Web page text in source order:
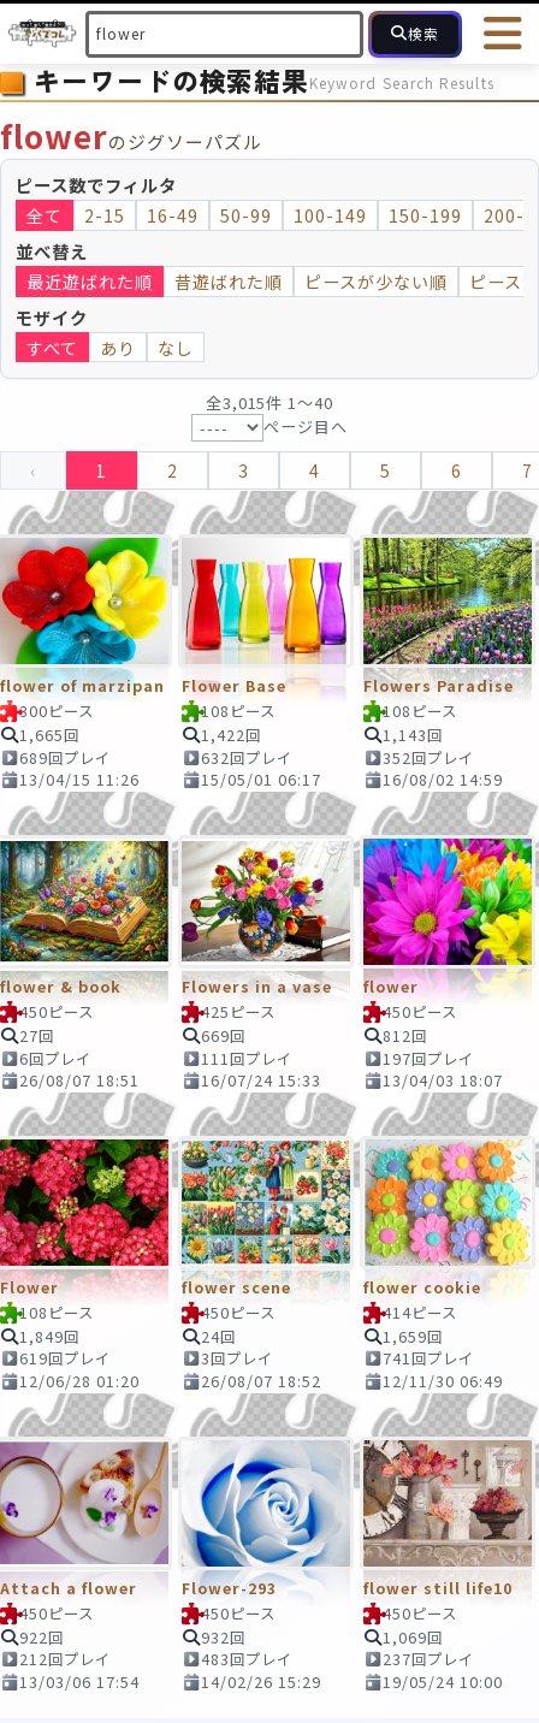
検索
HOME 会員登録
ログイン
最近投稿され
ピース数 2～15 16～49 50～99 100
モザイク モザイクのみ
キーワードの検索結果Keyword Search Results
flowerのジグソーパズル
ピース数でフィルタ
全て 2-15 16-49 50-99 100-149 150-199 200-
並べ替え
最近遊ばれた順 昔遊ばれた順 ピースが少ない順 ピース
モザイク
すべて あり なし
全3,015件 1〜40
ページ目へ
‹ 1 2 3 4 5 6 7
flower of marzipan
300ピース
1,665回
689回プレイ
13/04/15 11:26
Flower Base
108ピース
1,422回
632回プレイ
15/05/01 06:17
Flowers Paradise
108ピース
1,143回
352回プレイ
16/08/02 14:59
flower & book
450ピース
27回
6回プレイ
26/08/07 18:51
Flowers in a vase
425ピース
669回
111回プレイ
16/07/24 15:33
flower
450ピース
812回
197回プレイ
13/04/03 18:07
Flower
108ピース
1,849回
619回プレイ
12/06/28 01:20
flower scene
450ピース
24回
3回プレイ
26/08/07 18:52
flower cookie
414ピース
1,659回
741回プレイ
12/11/30 06:49
Attach a flower
450ピース
922回
212回プレイ
13/03/06 17:54
Flower-293
450ピース
932回
483回プレイ
14/02/26 15:29
flower still life10
450ピース
1,069回
237回プレイ
19/05/24 10:00